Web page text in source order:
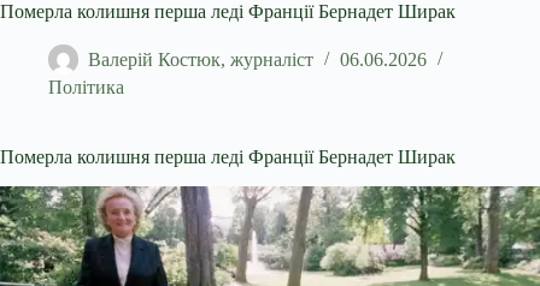
Померла колишня перша леді Франції Бернадет Ширак
Валерій Костюк, журналіст
06.06.2026
Політика
Померла колишня перша леді Франції Бернадет Ширак